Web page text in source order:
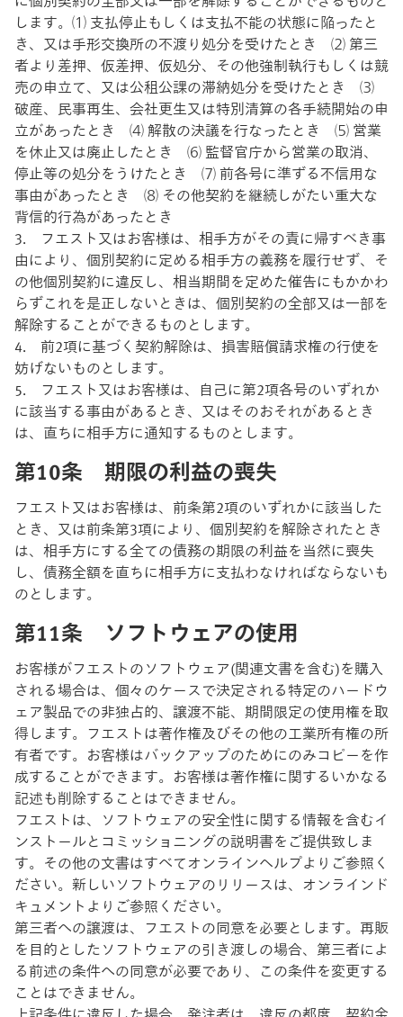
します。⑴ 支払停止もしくは支払不能の状態に陥ったと
き、又は手形交換所の不渡り処分を受けたとき ⑵ 第三
者より差押、仮差押、仮処分、その他強制執行もしくは競
売の申立て、又は公租公課の滞納処分を受けたとき ⑶
破産、民事再生、会社更生又は特別清算の各手続開始の申
立があったとき ⑷ 解散の決議を行なったとき ⑸ 営業
を休止又は廃止したとき ⑹ 監督官庁から営業の取消、
停止等の処分をうけたとき ⑺ 前各号に準ずる不信用な
事由があったとき ⑻ その他契約を継続しがたい重大な
背信的行為があったとき
3. フエスト又はお客様は、相手方がその責に帰すべき事
由により、個別契約に定める相手方の義務を履行せず、そ
の他個別契約に違反し、相当期間を定めた催告にもかかわ
らずこれを是正しないときは、個別契約の全部又は一部を
解除することができるものとします。
4. 前2項に基づく契約解除は、損害賠償請求権の行使を
妨げないものとします。
5. フエスト又はお客様は、自己に第2項各号のいずれか
に該当する事由があるとき、又はそのおそれがあるとき
は、直ちに相手方に通知するものとします。
第10条 期限の利益の喪失
フエスト又はお客様は、前条第2項のいずれかに該当した
とき、又は前条第3項により、個別契約を解除されたとき
は、相手方にする全ての債務の期限の利益を当然に喪失
し、債務全額を直ちに相手方に支払わなければならないも
のとします。
第11条 ソフトウェアの使用
お客様がフエストのソフトウェア(関連文書を含む)を購入
される場合は、個々のケースで決定される特定のハードウ
ェア製品での非独占的、譲渡不能、期間限定の使用権を取
得します。フエストは著作権及びその他の工業所有権の所
有者です。お客様はバックアップのためにのみコピーを作
成することができます。お客様は著作権に関するいかなる
記述も削除することはできません。
フエストは、ソフトウェアの安全性に関する情報を含むイ
ンストールとコミッショニングの説明書をご提供致しま
す。その他の文書はすべてオンラインヘルプよりご参照く
ださい。新しいソフトウェアのリリースは、オンラインド
キュメントよりご参照ください。
第三者への譲渡は、フエストの同意を必要とします。再販
を目的としたソフトウェアの引き渡しの場合、第三者によ
る前述の条件への同意が必要であり、この条件を変更する
ことはできません。